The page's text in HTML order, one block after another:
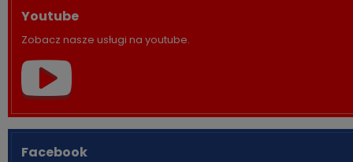
Youtube
Zobacz nasze usługi na youtube.
Facebook